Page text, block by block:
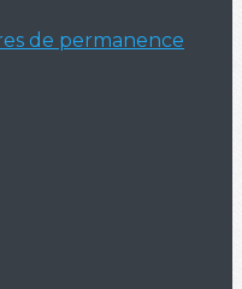
de permanence